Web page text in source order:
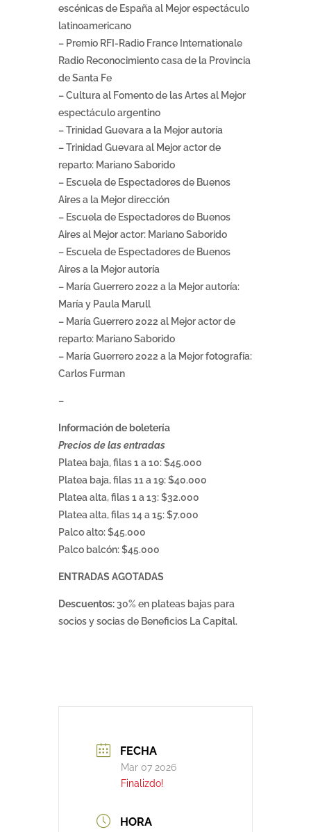
escénicas de España al Mejor espectáculo
latinoamericano
– Premio RFI-Radio France Internationale
Radio Reconocimiento casa de la Provincia
de Santa Fe
– Cultura al Fomento de las Artes al Mejor
espectáculo argentino
– Trinidad Guevara a la Mejor autoría
– Trinidad Guevara al Mejor actor de
reparto: Mariano Saborido
– Escuela de Espectadores de Buenos
Aires a la Mejor dirección
– Escuela de Espectadores de Buenos
Aires al Mejor actor: Mariano Saborido
– Escuela de Espectadores de Buenos
Aires a la Mejor autoría
– María Guerrero 2022 a la Mejor autoría:
María y Paula Marull
– María Guerrero 2022 al Mejor actor de
reparto: Mariano Saborido
– María Guerrero 2022 a la Mejor fotografía:
Carlos Furman
–
Información de boletería
Precios de las entradas
Platea baja, filas 1 a 10: $45.000
Platea baja, filas 11 a 19: $40.000
Platea alta, filas 1 a 13: $32.000
Platea alta, filas 14 a 15: $7.000
Palco alto: $45.000
Palco balcón: $45.000
ENTRADAS AGOTADAS
Descuentos:30% en plateas bajas para
socios y socias de Beneficios La Capital.
FECHA
Mar 07 2026
Finalizdo!
HORA